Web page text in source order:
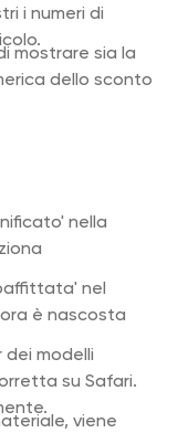
i numeri di
mostrare sia la
dello sconto
nella
nel
è nascosta
dei modelli
su Safari.
viene